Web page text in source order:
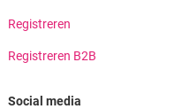
Registreren
Registreren B2B
Social media